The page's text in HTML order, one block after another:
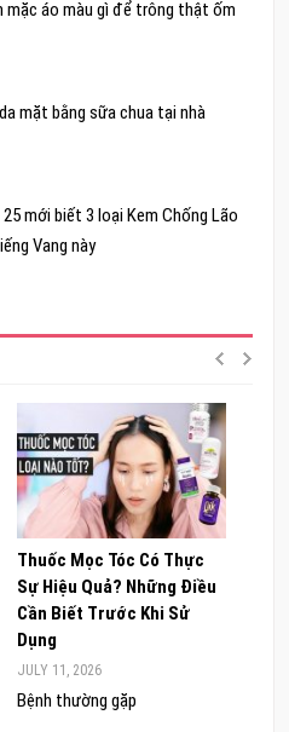
mặc áo màu gì để trông thật ốm
mặt bằng sữa chua tại nhà
mới biết 3 loại Kem Chống Lão
Vang này
Thuốc Mọc Tóc Có Thực
Sự Hiệu Quả? Những Điều
Cần Biết Trước Khi Sử
Dụng
JULY 11, 2026
Bệnh thường gặp